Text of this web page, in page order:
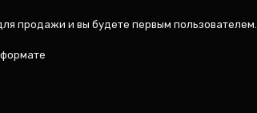
продажи и вы будете первым пользователем.